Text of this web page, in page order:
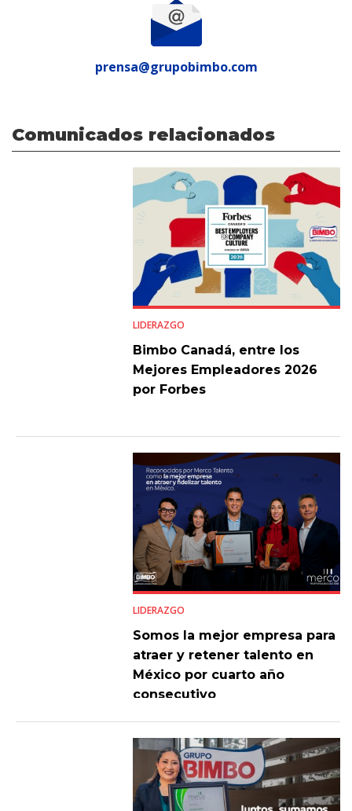
prensa@grupobimbo.com
Comunicados relacionados
LIDERAZGO
Bimbo Canadá, entre los
Mejores Empleadores 2026
por Forbes
LIDERAZGO
Somos la mejor empresa para
atraer y retener talento en
México por cuarto año
consecutivo